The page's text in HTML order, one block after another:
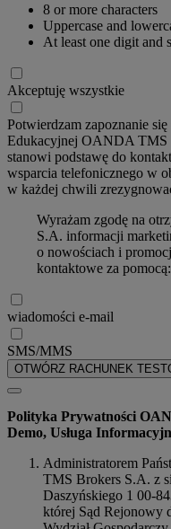
8 or more characters
Uppercase and
At least one digit and
Akceptuję wszystkie
Potwierdzam zapoznanie się
Edukacyjnej OANDA TMS
stanowi podstawę do
wsparcia telefonicznego w
w każdej chwili
Wyrażam zgodę na
S.A. informacji
o nowościach i
kontaktowe za pomocą:
wiadomości e-mail
SMS/MMS
OTWÓRZ RACHUNEK
Polityka Prywatności
Demo, Usługa
Administratorem
TMS Brokers S.A. z
Daszyńskiego 1 00-
której Sąd Rejonowy